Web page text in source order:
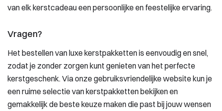
van elk kerstcadeau een persoonlijke en feestelijke ervaring.
Vragen?
Het bestellen van luxe kerstpakketten is eenvoudig en snel,
zodat je zonder zorgen kunt genieten van het perfecte
kerstgeschenk. Via onze gebruiksvriendelijke website kun je
een ruime selectie van kerstpakketten bekijken en
gemakkelijk de beste keuze maken die past bij jouw wensen